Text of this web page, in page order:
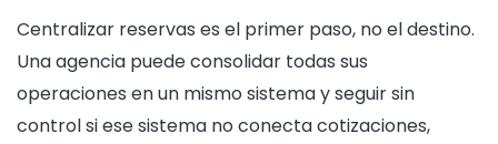
Centralizar reservas es el primer paso, no el destino.
Una agencia puede consolidar todas sus
operaciones en un mismo sistema y seguir sin
control si ese sistema no conecta cotizaciones,